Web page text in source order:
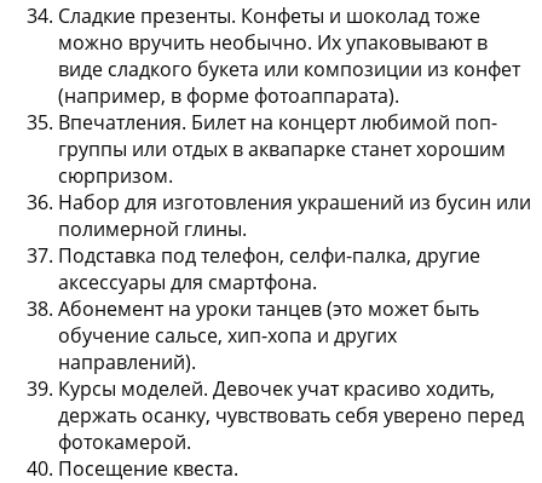
Сладкие презенты. Конфеты и шоколад тоже
можно вручить необычно. Их упаковывают в
виде сладкого букета или композиции из конфет
(например, в форме фотоаппарата).
Впечатления. Билет на концерт любимой поп-
группы или отдых в аквапарке станет хорошим
сюрпризом.
Набор для изготовления украшений из бусин или
полимерной глины.
Подставка под телефон, селфи-палка, другие
аксессуары для смартфона.
Абонемент на уроки танцев(это может быть
обучение сальсе, хип-хопа и других
направлений).
Курсы моделей. Девочек учат красиво ходить,
держать осанку, чувствовать себя уверено перед
фотокамерой.
Посещение квеста.